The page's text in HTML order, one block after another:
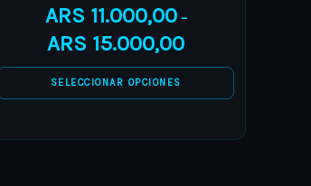
ARS 11.000,00 –
ARS 15.000,00
SELECCIONAR OPCIONES
options
may
be
chosen
the